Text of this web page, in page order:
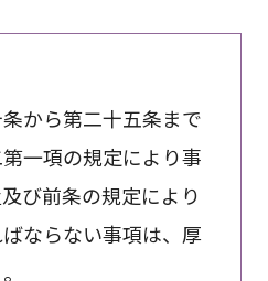
から第二十五条まで
一項の規定により事
び前条の規定により
ならない事項は、厚